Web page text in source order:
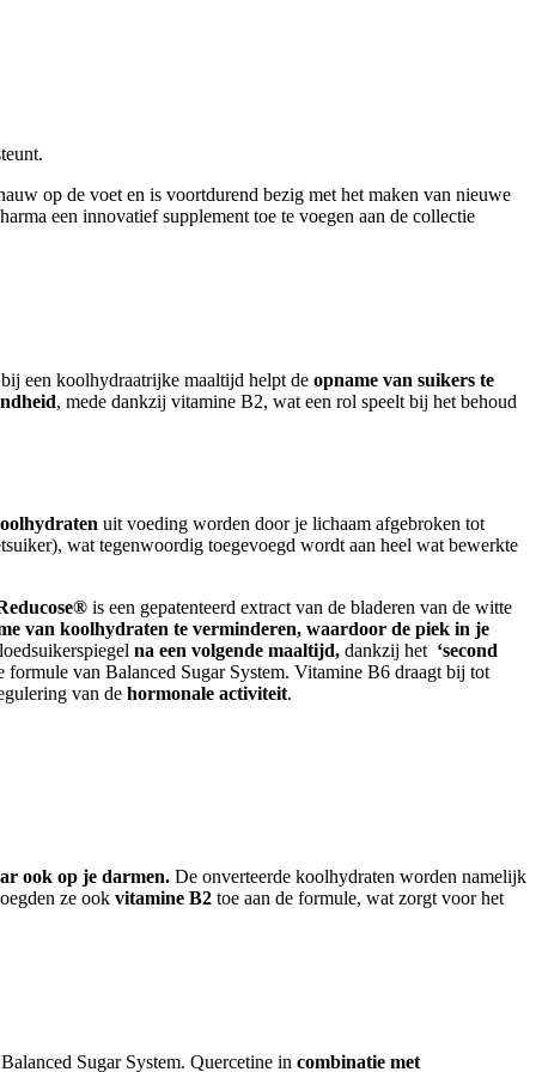
op de voet en is voortdurend bezig met het maken van nieuwe
een innovatief supplement toe te voegen aan de collectie
een koolhydraatrijke maaltijd helpt de opname van suikers te
, mede dankzij vitamine B2, wat een rol speelt bij het behoud
uit voeding worden door je lichaam afgebroken tot
wat tegenwoordig toegevoegd wordt aan heel wat bewerkte
is een gepatenteerd extract van de bladeren van de witte
van koolhydraten te verminderen, waardoor de piek in je
na een volgende maaltijd, dankzij het ‘second
formule van Balanced Sugar System. Vitamine B6 draagt bij tot
van de hormonale activiteit.
ook op je darmen. De onverteerde koolhydraten worden namelijk
ze ook vitamine B2 toe aan de formule, wat zorgt voor het
Sugar System. Quercetine in combinatie met